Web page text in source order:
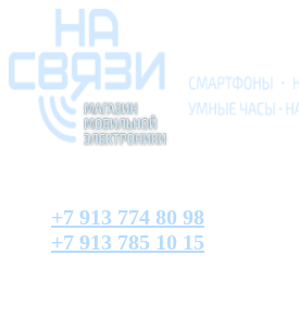
+7 913 774 80 98
+7 913 785 10 15